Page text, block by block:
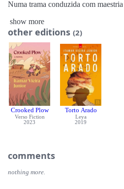
Numa trama conduzida com
combate e redenção.
show more
other editions (2)
Crooked Plow
Verso Fiction
2023
Torto Arado
Leya
2019
comments
nothing more.